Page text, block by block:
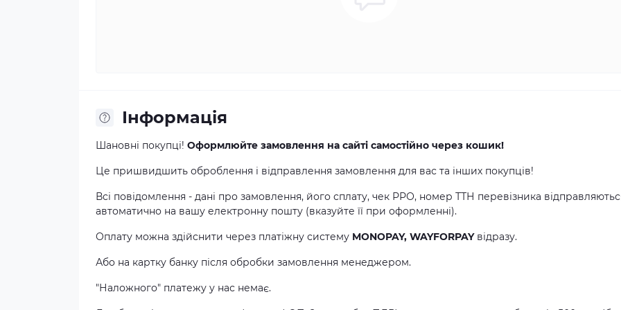
Інформація
Шановні покупці! Оформлюйте замовлення на сайті самостійно через кошик!
Це пришвидшить оброблення і відправлення замовлення для вас та інших покупців!
Всі повідомлення - дані про замовлення, його сплату, чек РРО, номер ТТН перевізника
автоматично на вашу електронну пошту (вказуйте її при оформленні).
Оплату можна здійснити через платіжну систему MONOPAY, WAYFORPAYвідразу.
Або на картку банку після обробки замовлення менеджером.
"Наложного" платежу у нас немає.